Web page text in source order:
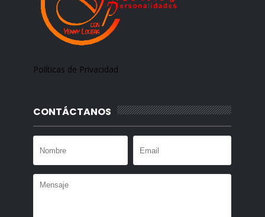
Políticas de Privacidad
CONTÁCTANOS